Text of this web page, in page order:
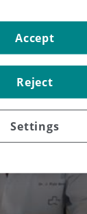
Settings
Reject
Accept